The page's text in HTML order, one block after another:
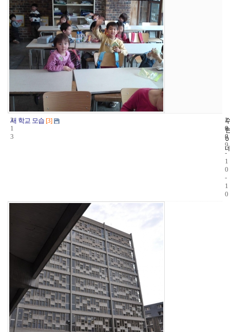
3
1
3
새 학교 모습 [3]
1
9
8
2
0
0
9
-
1
0
-
1
0